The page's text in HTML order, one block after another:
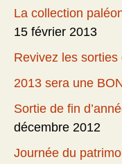
La collection
15 février 2013
Revivez les sorties
2013 sera une
Sortie de fin
décembre 2012
Journée du